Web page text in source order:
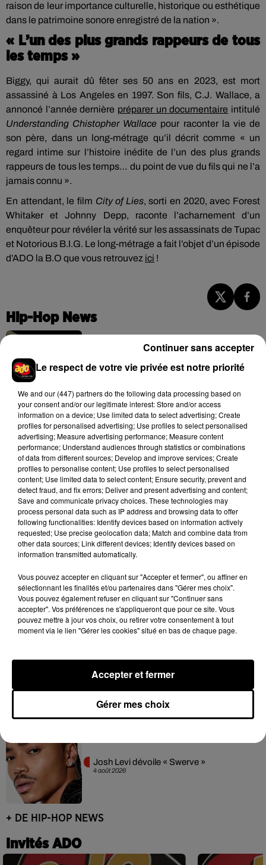
raison de leur importance culturelle, historique ou esthétique
dans le patrimoine sonore enregistré de la nation ».
« L’un des plus grands rappeurs de tous
les temps »
Biggy, qui aurait dû fêter ses 50 ans en 2023, est mort
assassiné à Los Angeles en 1997. Son fils, C.J. Wallace, a
annoncé l’année dernière préparer un documentaire intitulé
Understanding Chistopher Wallace pour raconter la vie de
son père, dans un long-métrage qu’il décrit comme « un
regard intime sur l’histoire inédite de l’un des plus grands
rappeurs de tous les temps… du point de vue du fils qui ne l’a
jamais connu ».
En attendant, le film City of Lies, sorti en 2020, avec Forest
Whitaker et Johnny Depp, raconte l’acharnement d’un
enquêteur pour révéler la vérité sur les assassinats de Tupac
et Notorious B.I.G. Le long-métrage a fait l’objet d’un épisode
d’ADO la B.O que vous retrouvez ici !
Hip-Hop News
nouveau clip
7 août 2026
Rihanna de retour en studio ? A$AP
Rocky relance l'espoir des fans
7 août 2026
Tayc et Didi B dévoilent le single le plus
dansant de l’année
6 août 2026
Franglish et Keblack dévoilent une
session live surprise
Après le film, bientôt une docu-série sur
4 août 2026
Josh Levi dévoile « Swerve »
+ DE HIP-HOP NEWS
Invités ADO
Le respect de votre vie privée est notre priorité
We and our (447) partnersdo the following data processing based on
your consent and/or our legitimate interest: Store and/or access
information on a device; Use limited data to select advertising; Create
profiles for personalised advertising; Use profiles to select personalised
advertising; Measure advertising performance; Measure content
performance; Understand audiences through statistics or combinations
of data from different sources; Develop and improve services; Create
profiles to personalise content; Use profiles to select personalised
content; Use limited data to select content; Ensure security, prevent and
detect fraud, and fix errors; Deliver and present advertising and content;
Save and communicate privacy choices. These technologies may
process personal data such as IP address and browsing data to offer
following functionalities: Identify devices based on information actively
requested; Use precise geolocation data; Match and combine data from
other data sources; Link different devices; Identify devices based on
information transmitted automatically.
Vous pouvez accepter en cliquant sur "Accepter et fermer", ou affiner en
sélectionnant les finalités et/ou partenaires dans "Gérer mes choix".
Vous pouvez également refuser en cliquant sur "Continuer sans
accepter". Vos préférences ne s'appliqueront que pour ce site. Vous
pouvez mettre à jour vos choix, ou retirer votre consentement à tout
moment via le lien "Gérer les cookies" situé en bas de chaque page.
Gérer mes choix
Accepter et fermer
Continuer sans accepter